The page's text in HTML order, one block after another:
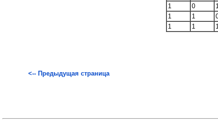
1
0
1
1
1
1
<-- Предыдущая страница